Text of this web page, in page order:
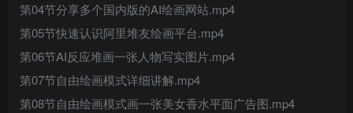
第04节分享多个国内版的AI绘画网站.mp4
第05节快速认识阿里堆友绘画平台.mp4
第06节AI反应堆画一张人物写实图片.mp4
第07节自由绘画模式详细讲解.mp4
第08节自由绘画模式画一张美女香水平面广告图.mp4